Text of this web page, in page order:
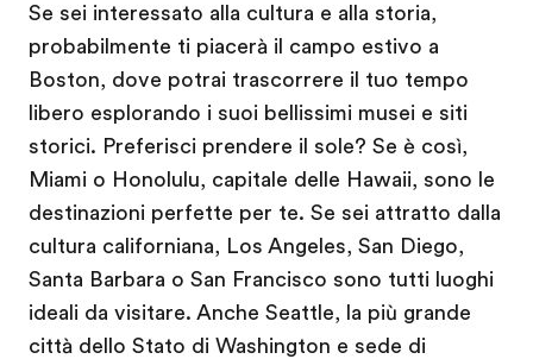
Se sei interessato alla cultura e alla storia,
probabilmente ti piacerà il campo estivo a
Boston, dove potrai trascorrere il tuo tempo
libero esplorando i suoi bellissimi musei e siti
storici. Preferisci prendere il sole? Se è così,
Miami o Honolulu, capitale delle Hawaii, sono le
destinazioni perfette per te. Se sei attratto dalla
cultura californiana, Los Angeles, San Diego,
Santa Barbara o San Francisco sono tutti luoghi
ideali da visitare. Anche Seattle, la più grande
città dello Stato di Washington e sede di